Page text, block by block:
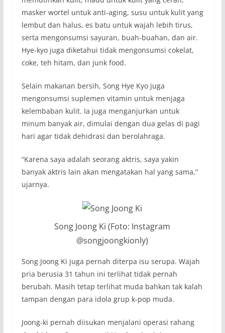
masker wortel untuk anti-aging, susu untuk kulit yang
lembut dan halus, es batu untuk wajah lebih tirus,
serta mengonsumsi sayuran, buah-buahan, dan air.
Hye-kyo juga diketahui tidak mengonsumsi cokelat,
coke, teh hitam, dan junk food.
Selain makanan bersih, Song Hye Kyo juga
mengonsumsi suplemen vitamin untuk menjaga
kelembaban kulit. Ia juga menganjurkan untuk
minum banyak air, dimulai dengan dua gelas di pagi
hari agar tidak dehidrasi dan berolahraga.
“Karena saya adalah seorang aktris, saya yakin
banyak aktris lain akan mengatakan hal yang sama,”
ujarnya.
Song Joong Ki (Foto: Instagram
@songjoongkionly)
Song Joong Ki juga pernah diterpa isu serupa. Wajah
pria berusia 31 tahun ini terlihat tidak pernah
berubah. Masih tetap terlihat muda bahkan tak kalah
tampan dengan para idola grup k-pop muda.
Joong-ki pernah diisukan menjalani operasi rahang